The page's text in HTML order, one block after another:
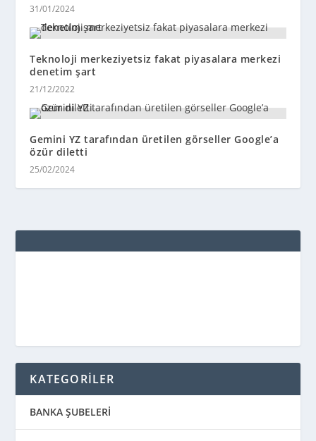
31/01/2024
Teknoloji merkeziyetsiz fakat piyasalara merkezi
denetim şart
21/12/2022
Gemini YZ tarafından üretilen görseller Google’a
özür diletti
25/02/2024
KATEGORİLER
BANKA ŞUBELERİ